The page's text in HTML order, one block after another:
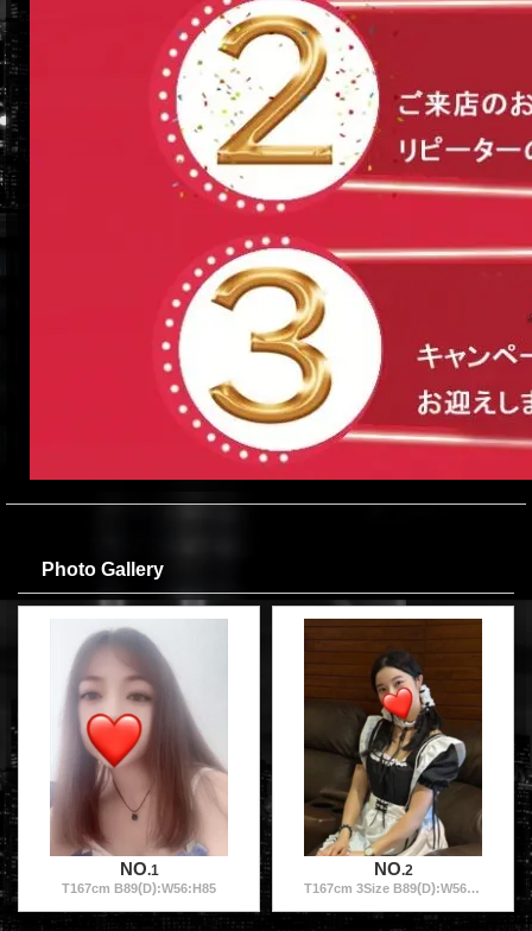
Photo Gallery
NO.1
T167cm B89(D):W56:H85
NO.2
T167cm 3Size B89(D):W56:H